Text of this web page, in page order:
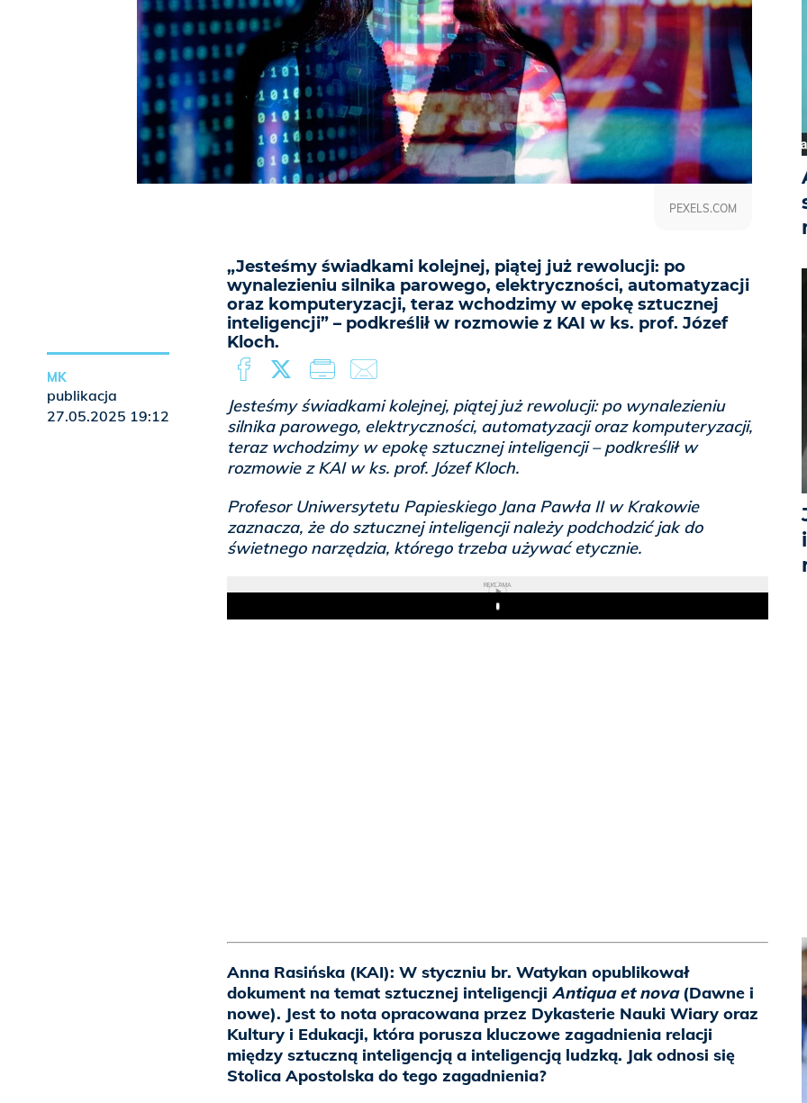
„Jesteśmy świadkami kolejnej, piątej już rewolucji: po
wynalezieniu silnika parowego, elektryczności, automatyzacji
oraz komputeryzacji, teraz wchodzimy w epokę sztucznej
inteligencji” – podkreślił w rozmowie z KAI w ks. prof. Józef
Kloch.
PEXELS.COM
Jesteśmy świadkami kolejnej, piątej już rewolucji: po wynalezieniu
silnika parowego, elektryczności, automatyzacji oraz komputeryzacji,
teraz wchodzimy w epokę sztucznej inteligencji – podkreślił w
rozmowie z KAI w ks. prof. Józef Kloch.
Profesor Uniwersytetu Papieskiego Jana Pawła II w Krakowie
zaznacza, że do sztucznej inteligencji należy podchodzić jak do
świetnego narzędzia, którego trzeba używać etycznie.
REKLAMA
Play
Anna Rasińska (KAI): W styczniu br. Watykan opublikował
dokument na temat sztucznej inteligencji Antiqua et nova(Dawne i
nowe). Jest to nota opracowana przez Dykasterie Nauki Wiary oraz
Kultury i Edukacji, która porusza kluczowe zagadnienia relacji
między sztuczną inteligencją a inteligencją ludzką. Jak odnosi się
Stolica Apostolska do tego zagadnienia?
MK
publikacja
27.05.2025 19:12